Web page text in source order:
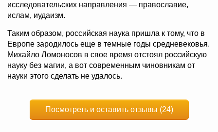
исследовательских направления — православие,
ислам, иудаизм.
Таким образом, российская наука пришла к тому, что в
Европе зародилось еще в темные годы средневековья.
Михайло Ломоносов в свое время отстоял российскую
науку без магии, а вот современным чиновникам от
науки этого сделать не удалось.
Посмотреть и оставить отзывы (24)